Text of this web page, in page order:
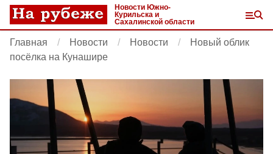
Новости Южно-
Курильска и
Сахалинской области
Главная Новости Новости
Новый облик
посёлка на Кунашире